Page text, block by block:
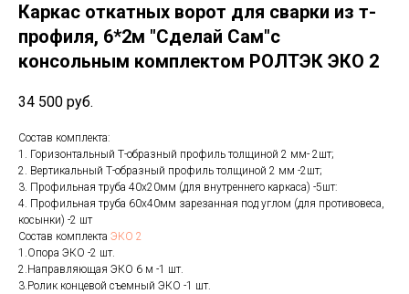
Каркас откатных ворот для сварки из т-
профиля, 6*2м "Сделай Сам"с
консольным комплектом РОЛТЭК ЭКО 2
34 500 руб.
Состав комплекта:
1. Горизонтальный Т-образный профиль толщиной 2 мм- 2шт;
2. Вертикальный Т-образный профиль толщиной 2 мм -2шт;
3. Профильная труба 40х20мм (для внутреннего каркаса) -5шт:
4. Профильная труба 60х40мм зарезанная под углом (для противовеса,
косынки) -2 шт
Состав комплекта ЭКО 2
1.Опора ЭКО -2 шт.
2.Направляющая ЭКО 6 м -1 шт.
3.Ролик концевой съемный ЭКО -1 шт.